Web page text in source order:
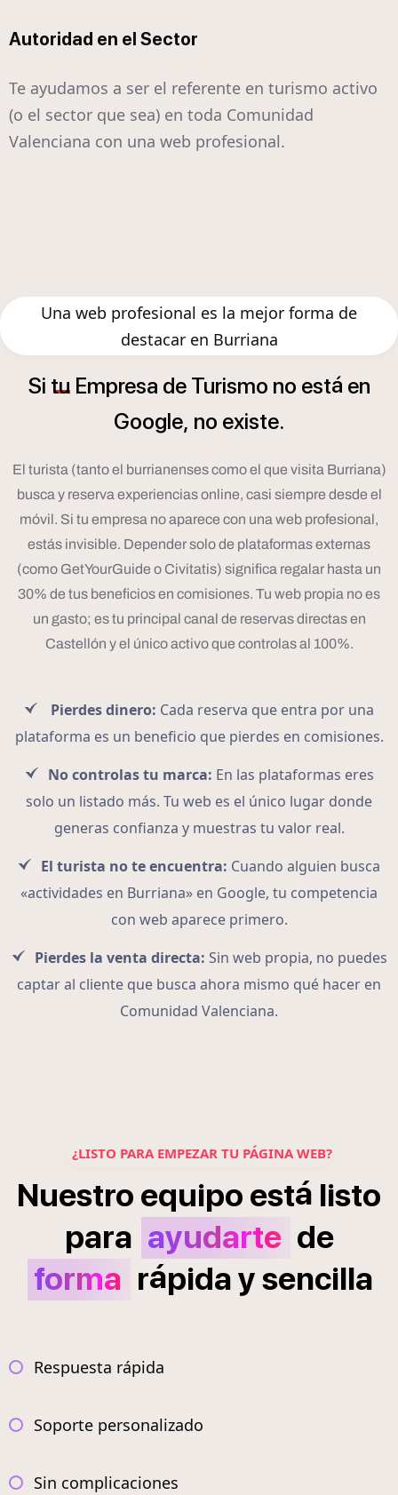
Autoridad en el Sector
Te ayudamos a ser el referente en turismo activo
(o el sector que sea) en toda Comunidad
Valenciana con una web profesional.
Una web profesional es la mejor forma de
destacar en Burriana
Si tu Empresa de Turismo no está en
Google, no existe.
El turista (tanto el burrianenses como el que visita Burriana)
busca y reserva experiencias online, casi siempre desde el
móvil. Si tu empresa no aparece con una web profesional,
estás invisible. Depender solo de plataformas externas
(como GetYourGuide o Civitatis) significa regalar hasta un
30% de tus beneficios en comisiones. Tu web propia no es
un gasto; es tu principal canal de reservas directas en
Castellón y el único activo que controlas al 100%.
Pierdes dinero: Cada reserva que entra por una
plataforma es un beneficio que pierdes en comisiones.
No controlas tu marca: En las plataformas eres
solo un listado más. Tu web es el único lugar donde
generas confianza y muestras tu valor real.
El turista no te encuentra: Cuando alguien busca
«actividades en Burriana» en Google, tu competencia
con web aparece primero.
Pierdes la venta directa: Sin web propia, no puedes
captar al cliente que busca ahora mismo qué hacer en
Comunidad Valenciana.
¿LISTO PARA EMPEZAR TU PÁGINA WEB?
Nuestro equipo está listo
para ayudarte de
forma rápidaysencilla
Respuesta rápida
Soporte personalizado
Sin complicaciones